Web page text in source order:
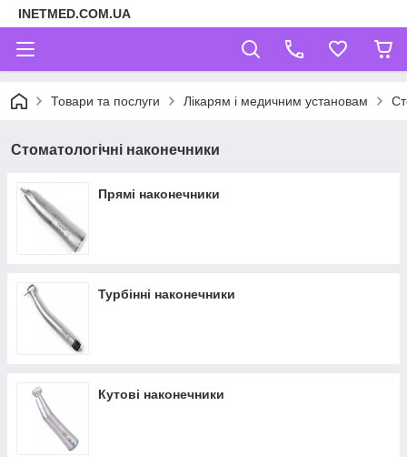
INETMED.COM.UA
Товари та послуги Лікарям і медичним установам
Стоматологічні наконечники
Прямі наконечники
Турбінні наконечники
Кутові наконечники